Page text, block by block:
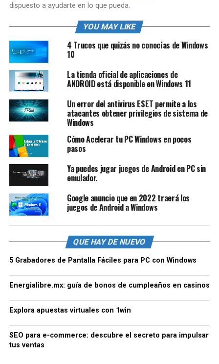
dispuesto a ayudarte en lo que pueda.
YOU MAY LIKE
4 Trucos que quizás no conocías de Windows
10
La tienda oficial de aplicaciones de
ANDROID está disponible en Windows 11
Un error del antivirus ESET permite a los
atacantes obtener privilegios de sistema de
Windows
Cómo Acelerar tu PC Windows en pocos
pasos
Ya puedes jugar juegos de Android en PC sin
emulador.
Google anuncio que en 2022 traerá los
juegos de Android a Windows
QUE HAY DE NUEVO
5 Grabadores de Pantalla Fáciles para PC con Windows
Energialibre.mx: guía de bonos de cumpleaños en casinos
Explora apuestas virtuales con 1win
SEO para e-commerce: descubre el secreto para impulsar
tus ventas